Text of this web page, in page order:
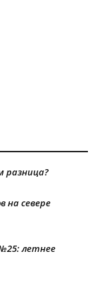
разница?
на севере
летнее